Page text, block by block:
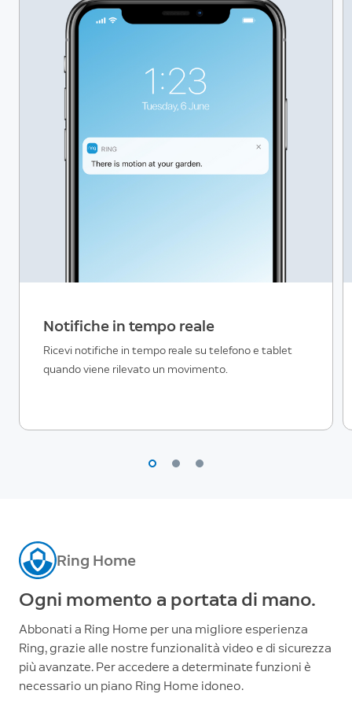
Notifiche in tempo reale
Ricevi notifiche in tempo reale su telefono e tablet
quando viene rilevato un movimento.
Ring Home
Ogni momento a portata di mano.
Abbonati a Ring Home per una migliore esperienza
Ring, grazie alle nostre funzionalità video e di sicurezza
più avanzate. Per accedere a determinate funzioni è
necessario un piano Ring Home idoneo.